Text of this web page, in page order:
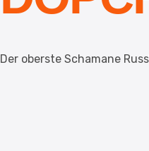
Der oberste Schamane